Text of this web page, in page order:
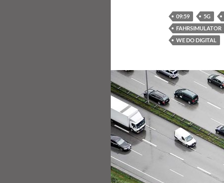
09:59 5G
FAHRSIMULATOR
WE DO DIGITAL